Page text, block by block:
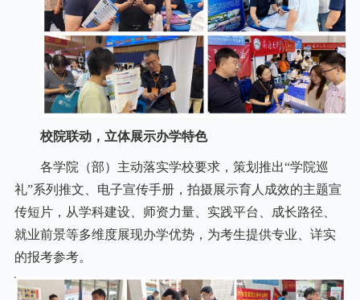
校院联动，立体展示办学特色
各学院（部）主动落实学校要求，策划推出“学院巡
礼”系列推文、电子宣传手册，拍摄展示育人成效的主题宣
传短片，从学科建设、师资力量、实践平台、成长路径、
就业前景等多维度展现办学优势，为考生提供专业、详实
的报考参考。